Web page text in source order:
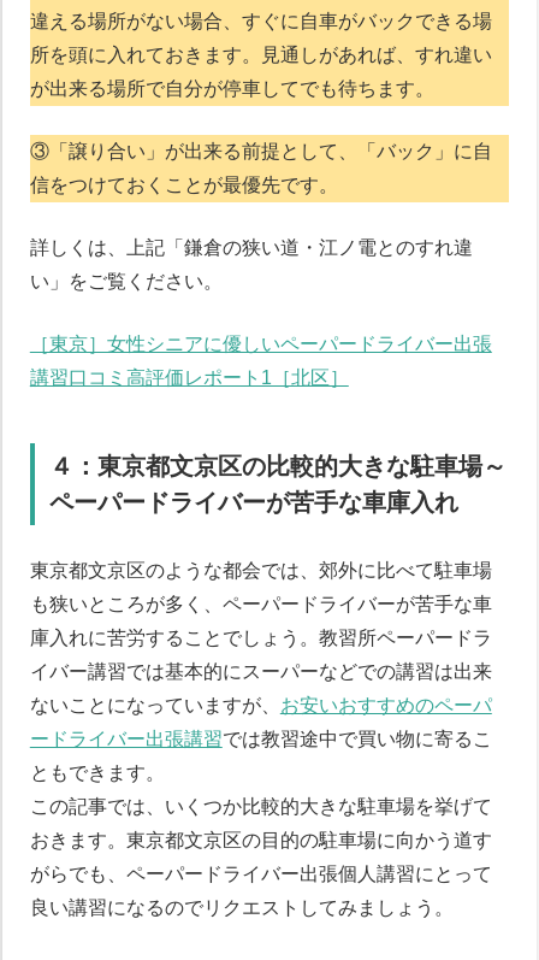
ペーパードライバー講習について
違える場所がない場合、すぐに自車がバックできる場
所を頭に入れておきます。見通しがあれば、すれ違い
が出来る場所で自分が停車してでも待ちます。
③「譲り合い」が出来る前提として、「バック」に自
信をつけておくことが最優先です。
詳しくは、上記「鎌倉の狭い道・江ノ電とのすれ違
い」をご覧ください。
［東京］女性シニアに優しいペーパードライバー出張
講習口コミ高評価レポート1［北区］
４：東京都文京区の比較的大きな駐車場～
ペーパードライバーが苦手な車庫入れ
東京都文京区のような都会では、郊外に比べて駐車場
も狭いところが多く、ペーパードライバーが苦手な車
庫入れに苦労することでしょう。教習所ペーパードラ
イバー講習では基本的にスーパーなどでの講習は出来
ないことになっていますが、 お安いおすすめのペーパ
ードライバー出張講習では教習途中で買い物に寄るこ
ともできます。
この記事では、いくつか比較的大きな駐車場を挙げて
おきます。東京都文京区の目的の駐車場に向かう道す
がらでも、ペーパードライバー出張個人講習にとって
良い講習になるのでリクエストしてみましょう。